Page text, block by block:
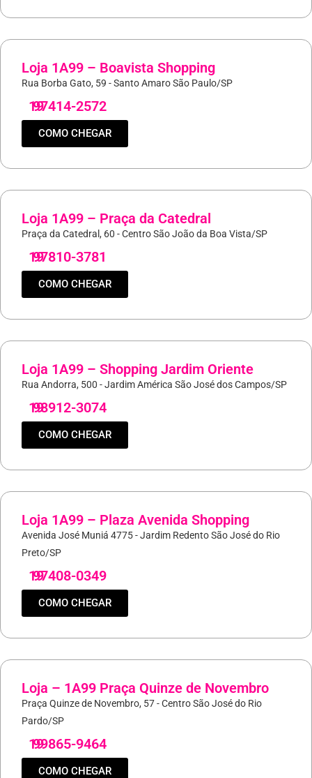
Loja 1A99 – Boavista Shopping
Rua Borba Gato, 59 - Santo Amaro São Paulo/SP
19
97414-2572
COMO CHEGAR
Loja 1A99 – Praça da Catedral
Praça da Catedral, 60 - Centro São João da Boa Vista/SP
19
97810-3781
COMO CHEGAR
Loja 1A99 – Shopping Jardim Oriente
Rua Andorra, 500 - Jardim América São José dos Campos/SP
19
98912-3074
COMO CHEGAR
Loja 1A99 – Plaza Avenida Shopping
Avenida José Muniá 4775 - Jardim Redento São José do Rio
Preto/SP
19
97408-0349
COMO CHEGAR
Loja – 1A99 Praça Quinze de Novembro
Praça Quinze de Novembro, 57 - Centro São José do Rio
Pardo/SP
19
99865-9464
COMO CHEGAR